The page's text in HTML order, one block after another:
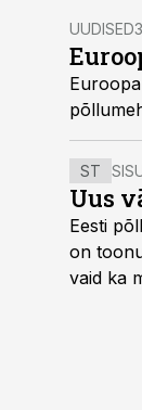
UUDISED
ST
Uus
Eesti
on
vaid ka